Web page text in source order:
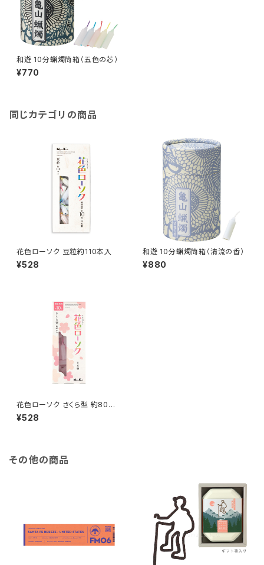
和遊 10分蝋燭筒箱（五色の芯）
¥770
同じカテゴリの商品
花色ローソク 豆粒約110本入
¥528
和遊 10分蝋燭筒箱（清流の香）
¥880
花色ローソク さくら型 約80本
入
¥528
その他の商品